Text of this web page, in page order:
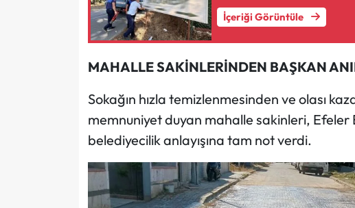
İçeriği Görüntüle
MAHALLE SAKİNLERİNDEN BAŞKAN
Sokağın hızla temizlenmesinden ve olası
memnuniyet duyan mahalle sakinleri, Efeler
belediyecilik anlayışına tam not verdi.